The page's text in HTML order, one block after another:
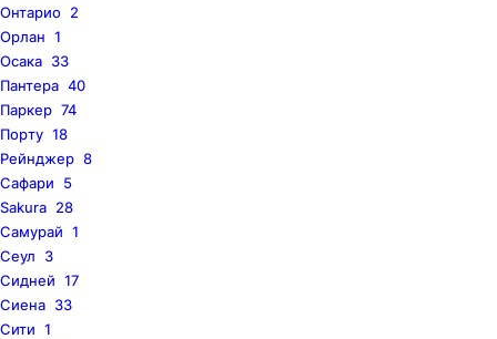
Онтарио 2
Орлан 1
Осака 33
Пантера 40
Паркер 74
Порту 18
Рейнджер 8
Сафари
5
Sakura 28
Самурай 1
Сеул
3
Сидней 17
Сиена 33
Сити 1